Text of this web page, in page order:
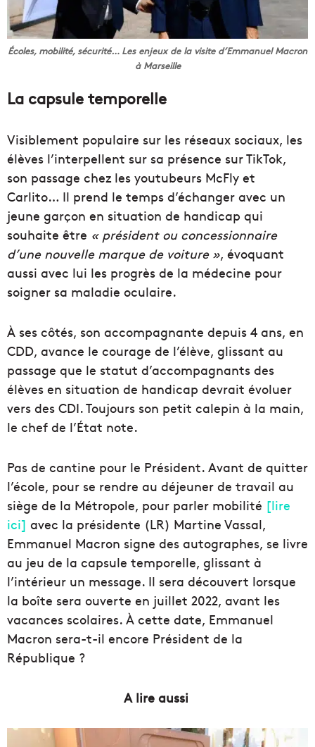
Écoles, mobilité, sécurité… Les enjeux de la visite d’Emmanuel Macron
à Marseille
La capsule temporelle
Visiblement populaire sur les réseaux sociaux, les
élèves l’interpellent sur sa présence surTikTok,
son passage chez les youtubeurs McFly et
Carlito… Il prend le temps d’échanger avec un
jeune garçon en situation de handicap qui
souhaite être « président ou concessionnaire
d’une nouvelle marque de voiture », évoquant
aussi avec lui les progrès de la médecine pour
soigner sa maladie oculaire.
À ses côtés, son accompagnante depuis 4 ans, en
CDD, avance le courage de l’élève, glissant au
passage que le statut d’accompagnants des
élèves en situation de handicap devrait évoluer
vers des CDI.Toujours son petit calepin à la main,
le chef de l’État note.
Pas de cantine pour le Président. Avant de quitter
l’école, pour se rendre au déjeuner de travail au
siège de la Métropole, pour parler mobilité [lire
ici] avec la présidente (LR) Martine Vassal,
Emmanuel Macron signe des autographes, se livre
au jeu de la capsule temporelle, glissant à
l’intérieur un message. Il sera découvert lorsque
la boîte sera ouverte en juillet 2022, avant les
vacances scolaires. À cette date, Emmanuel
Macron sera-t-il encore Président de la
République ?
A lire aussi